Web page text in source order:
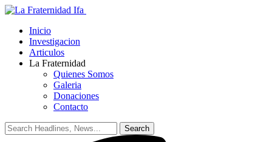
Inicio
Investigacion
Articulos
La Fraternidad
Quienes Somos
Galeria
Donaciones
Contacto